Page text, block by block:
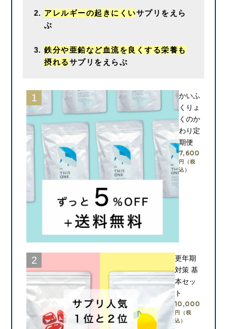
アレルギーの起きにくいサプリをえら
ぶ
鉄分や亜鉛など血流を良くする栄養も
摂れるサプリをえらぶ
かいふ
くりょ
くのか
わり定
期便
7,600
円（税
込）
カートに入れる
更年期
対策 基
本セッ
ト
10,000
円（税
込）